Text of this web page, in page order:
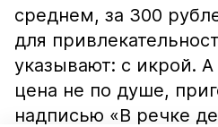
среднем, за 300
для
указывают: с икрой.
цена не по душе,
надписью «В речке